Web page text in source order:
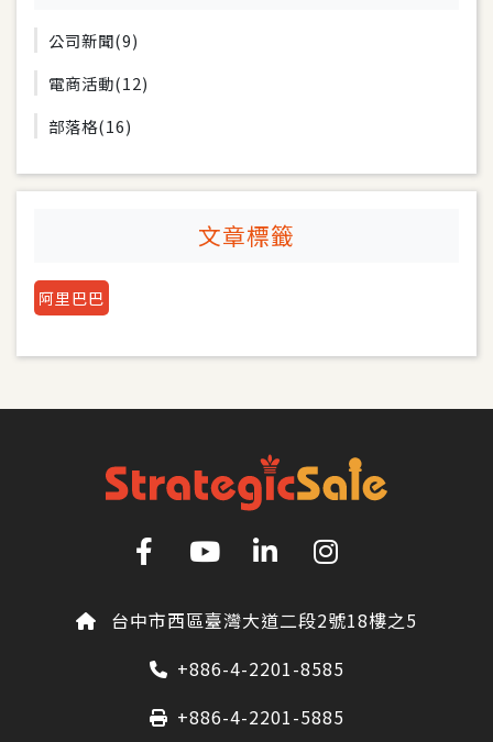
公司新聞(9)
電商活動(12)
部落格(16)
文章標籤
阿里巴巴
台中市西區臺灣大道二段2號18樓之5
+886-4-2201-8585
+886-4-2201-5885